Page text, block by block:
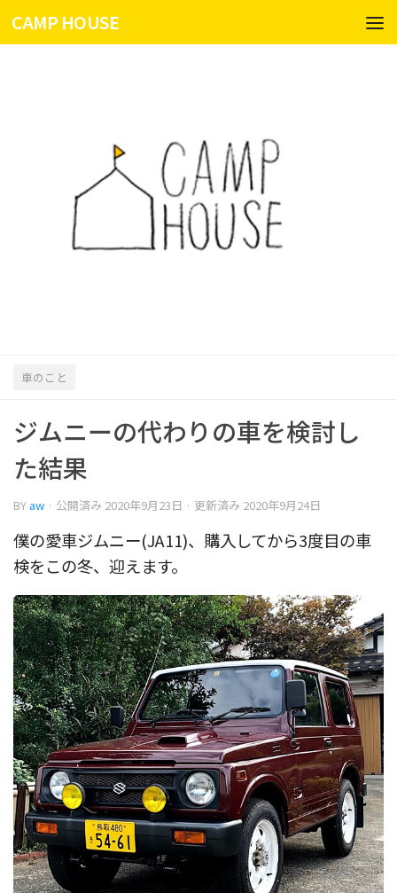
コンテンツへスキップ
CAMP HOUSE
車のこと
ジムニーの代わりの車を検討し
た結果
BY aw · 公開済み 2020年9月23日 · 更新済み 2020年9月24日
僕の愛車ジムニー(JA11)、購入してから3度目の車
検をこの冬、迎えます。